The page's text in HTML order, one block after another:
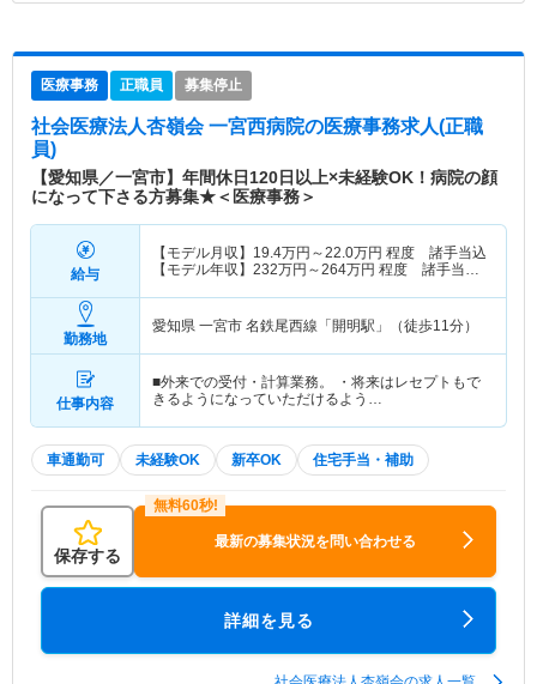
医療事務 正職員 募集停止
社会医療法人杏嶺会 一宮西病院の医療事務求人(正職
員)
【愛知県／一宮市】年間休日120日以上×未経験OK！病院の顔
になって下さる方募集★＜医療事務＞
給与
【モデル月収】 19.4万円～22.0万円 程度 諸手当込
【モデル年収】 232万円～264万円 程度 諸手当
勤務地
愛知県 一宮市 名鉄尾西線「開明駅」（徒歩11分）
仕事内容
■外来での受付・計算業務。 ・将来はレセプトもで
きるようになっていただけるよう…
車通勤可 未経験OK 新卒OK 住宅手当・補助
保存する
最新の募集状況を問い合わせる
詳細を見る